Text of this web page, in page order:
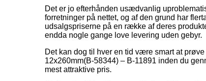
Det er jo efterhånden usædvanlig
forretninger på nettet, og af den grund har
udsalgspriserne på en række af deres
endda nogle gange love levering uden gebyr.
Det kan dog til hver en tid være smart at
12x260mm(B-58344) – B-11891 inden du
mest attraktive pris.